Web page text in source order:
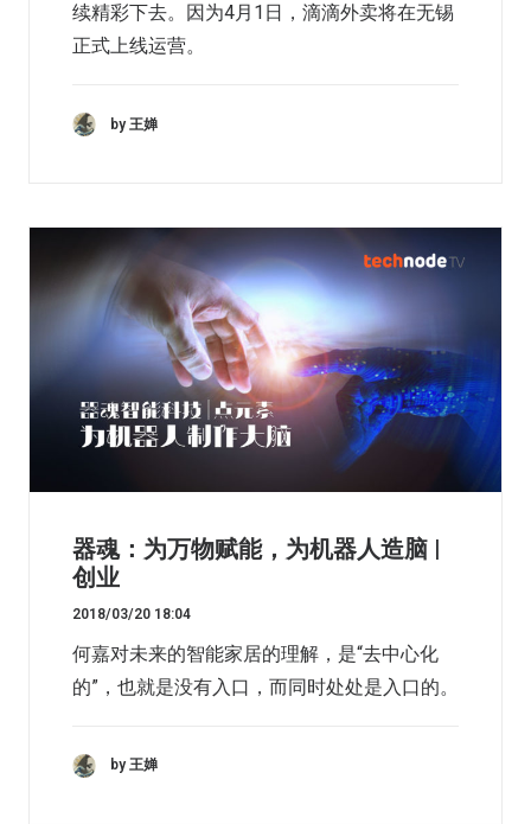
续精彩下去。因为4月1日，滴滴外卖将在无锡
正式上线运营。
by 王婵
器魂：为万物赋能，为机器人造脑 |
创业
2018/03/20 18:04
何嘉对未来的智能家居的理解，是“去中心化
的”，也就是没有入口，而同时处处是入口的。
by 王婵